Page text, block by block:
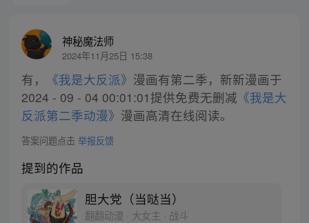
神秘魔法师
2024年11月25日 15:38
有， 《我是大反派》 漫画有第二季，新新漫画于
2024 - 09 - 04 00:01:01提供免费无删减 《我是大
反派第二季动漫》 漫画高清在线阅读。
答案问题点击 举报反馈
提到的作品
胆大党（当哒当）
翻翻动漫 · 大女主 · 战斗